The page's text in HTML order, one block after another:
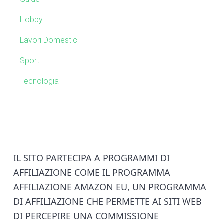
e
b
a
Hobby
Lavori Domestici
Sport
Tecnologia
IL SITO PARTECIPA A PROGRAMMI DI
AFFILIAZIONE COME IL PROGRAMMA
AFFILIAZIONE AMAZON EU, UN PROGRAMMA
DI AFFILIAZIONE CHE PERMETTE AI SITI WEB
DI PERCEPIRE UNA COMMISSIONE